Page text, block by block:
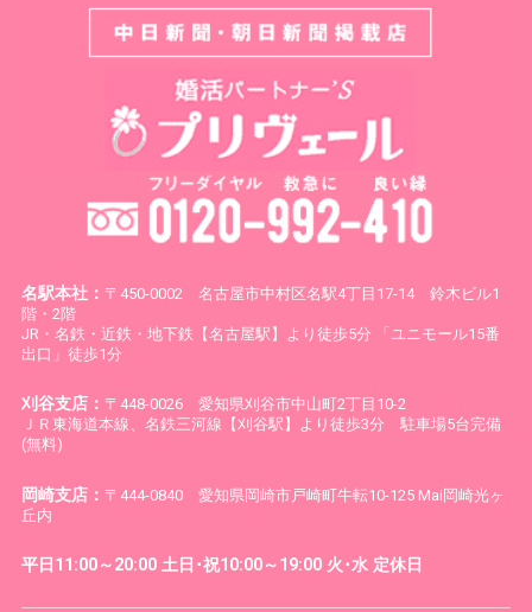
名駅本社： 〒450-0002 名古屋市中村区名駅4丁目17-14 鈴木ビル1
階・2階
JR・名鉄・近鉄・地下鉄【名古屋駅】より徒歩5分 「ユニモール15番
出口」徒歩1分
刈谷支店： 〒448-0026 愛知県刈谷市中山町2丁目10-2
ＪＲ東海道本線、名鉄三河線【刈谷駅】より徒歩3分 駐車場5台完備
(無料)
岡崎支店： 〒444-0840 愛知県岡崎市戸崎町牛転10-125 Mai岡崎光ヶ
丘内
平日11:00～20:00 土日･祝10:00～19:00 火･水 定休日